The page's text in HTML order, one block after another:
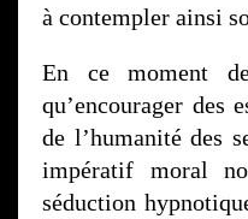
à contempler ainsi
En ce moment
qu’encourager des
de l’humanité des
impératif moral
séduction